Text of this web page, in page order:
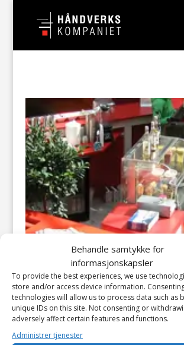
Behandle samtykke for
informasjonskapsler
To provide the best experiences, we use
store and/or access device information.
technologies will allow us to process data such as
unique IDs on this site. Not consenting or
adversely affect certain features and functions.
Administrer tjenester